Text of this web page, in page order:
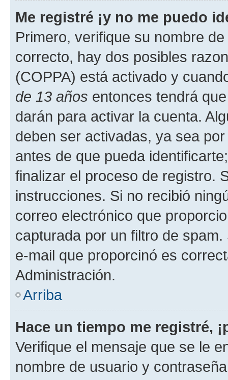
Me registré ¡y no me puedo
Primero, verifique su nombre
correcto, hay dos posibles
(COPPA) está activado y
de 13 años entonces tendrá
darán para activar la cuenta.
deben ser activadas, ya sea
antes de que pueda
finalizar el proceso de registro.
instrucciones. Si no recibió
correo electrónico que
capturada por un filtro de
e-mail que proporcinó es
Administración.
Arriba
Hace un tiempo me registré,
Verifique el mensaje que se le
nombre de usuario y